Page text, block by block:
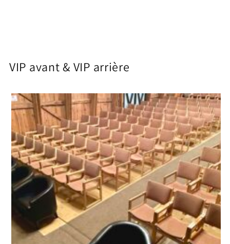
VIP avant & VIP arrière